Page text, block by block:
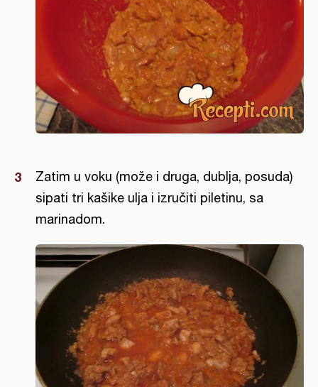
Zatim u voku (može i druga, dublja, posuda)
sipati tri kašike ulja i izručiti piletinu, sa
marinadom.